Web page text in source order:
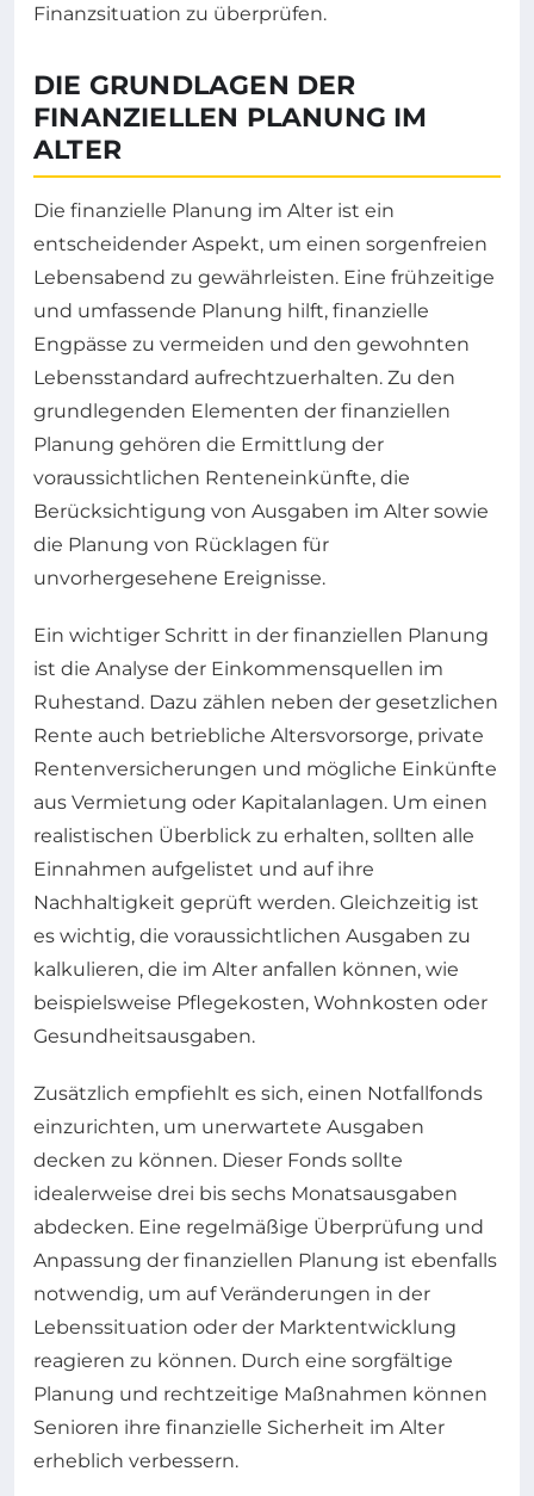
Finanzsituation zu überprüfen.
DIE GRUNDLAGEN DER
FINANZIELLEN PLANUNG IM
ALTER
Die finanzielle Planung im Alter ist ein
entscheidender Aspekt, um einen sorgenfreien
Lebensabend zu gewährleisten. Eine frühzeitige
und umfassende Planung hilft, finanzielle
Engpässe zu vermeiden und den gewohnten
Lebensstandard aufrechtzuerhalten. Zu den
grundlegenden Elementen der finanziellen
Planung gehören die Ermittlung der
voraussichtlichen Renteneinkünfte, die
Berücksichtigung von Ausgaben im Alter sowie
die Planung von Rücklagen für
unvorhergesehene Ereignisse.
Ein wichtiger Schritt in der finanziellen Planung
ist die Analyse der Einkommensquellen im
Ruhestand. Dazu zählen neben der gesetzlichen
Rente auch betriebliche Altersvorsorge, private
Rentenversicherungen und mögliche Einkünfte
aus Vermietung oder Kapitalanlagen. Um einen
realistischen Überblick zu erhalten, sollten alle
Einnahmen aufgelistet und auf ihre
Nachhaltigkeit geprüft werden. Gleichzeitig ist
es wichtig, die voraussichtlichen Ausgaben zu
kalkulieren, die im Alter anfallen können, wie
beispielsweise Pflegekosten, Wohnkosten oder
Gesundheitsausgaben.
Zusätzlich empfiehlt es sich, einen Notfallfonds
einzurichten, um unerwartete Ausgaben
decken zu können. Dieser Fonds sollte
idealerweise drei bis sechs Monatsausgaben
abdecken. Eine regelmäßige Überprüfung und
Anpassung der finanziellen Planung ist ebenfalls
notwendig, um auf Veränderungen in der
Lebenssituation oder der Marktentwicklung
reagieren zu können. Durch eine sorgfältige
Planung und rechtzeitige Maßnahmen können
Senioren ihre finanzielle Sicherheit im Alter
erheblich verbessern.